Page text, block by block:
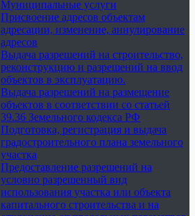
Муниципальные услуги
Присвоение адресов объектам
адресации, изменение, аннулирование
адресов
Выдача разрешений на строительство,
реконструкцию и разрешений на ввод
объектов в эксплуатацию.
Выдача разрешений на размещение
объектов в соответствии со статьей
39.36 Земельного кодекса РФ
Подготовка, регистрация и выдача
градостроительного плана земельного
участка
Предоставление разрешений на
условно разрешенный вид
использования участка или объекта
капитального строительства и на